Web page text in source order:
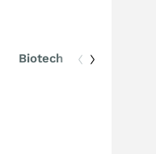
Biotech DAX